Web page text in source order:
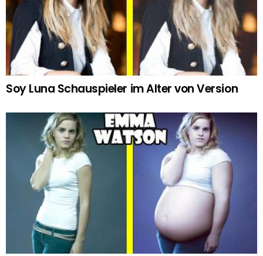
Soy Luna Schauspieler im Alter von Version